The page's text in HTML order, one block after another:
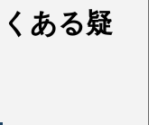
ある疑